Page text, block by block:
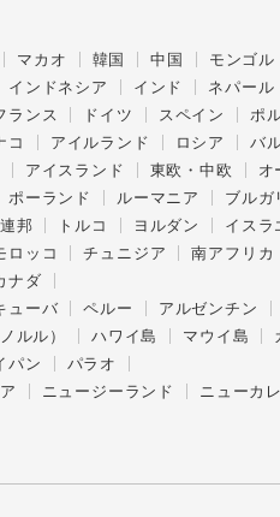
マカオ 韓国 中国 モンゴル
インドネシア インド ネパール
ランス ドイツ スペイン ポ
コ アイルランド ロシア バ
アイスランド 東欧・中欧 オ
ポーランド ルーマニア
ブルガ
邦 トルコ ヨルダン イスラ
ロッコ チュニジア 南アフリカ
ナダ
ューバ ペルー アルゼンチン
ルル） ハワイ島 マウイ島
パン
パラオ
ニュージーランド ニューカ